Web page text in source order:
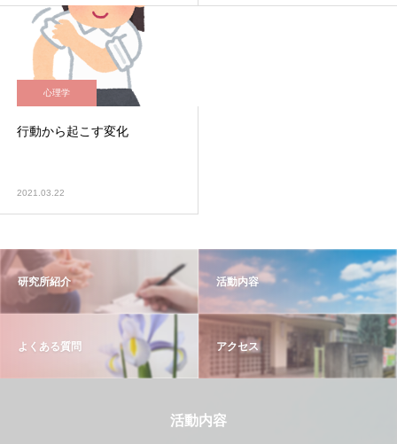
心理学
行動から起こす変化
2021.03.22
研究所紹介 活動内容
よくある質問 アクセス
活動内容